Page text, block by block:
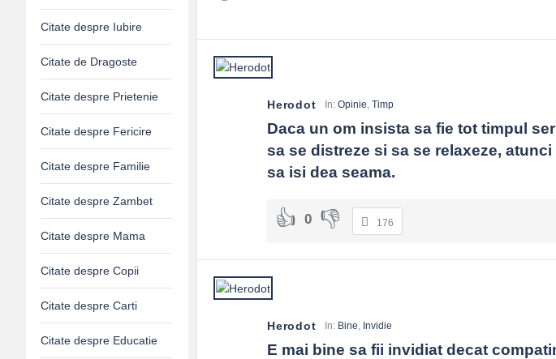
Herodot In: Opinie, Timp
Daca un om insista sa fie tot timpul
sa se distreze si sa se relaxeze,
sa isi dea seama.
0 176
Herodot In: Bine Invidie
E mai bine sa fii invidiat decat
Citate despre Iubire
Citate de Dragoste
Citate despre Prietenie
Citate despre Fericire
Citate despre Familie
Citate despre Zambet
Citate despre Mama
Citate despre Copii
Citate despre Carti
Citate despre Educatie